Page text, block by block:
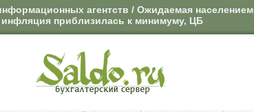
агентств / Ожидаемая населением
инфляция приблизилась к минимуму, ЦБ